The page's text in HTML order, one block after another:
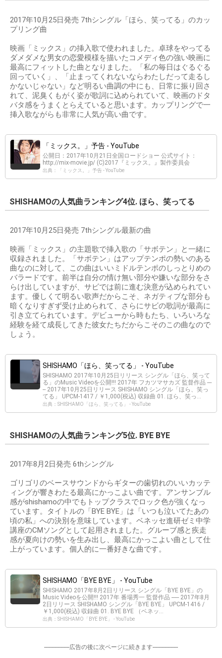
2017年10月25日発売 7thシングル「ほら、笑ってる」のカッ
プリング曲
映画「ミックス」の挿入歌で使われました。卓球をやってる
ダメダメな男女の恋愛模様を描いたコメディ色の強い映画に
最高にフィットした曲となりました。「私の毎日はぐるぐる
回っていく」、「止まってくれないならわたしだって走るし
かないじゃない」など明るい曲調の中にも、日常に振り回さ
れて、泥臭くもがく姿が歌詞に込められていて、映画のドタ
バタ感をうまくとらえていると思います。カップリングで一
挿入歌ながらも非常に人気が高い曲です。
「ミックス。」予告 - YouTube
公開日：2017年10月21日全国ロードショー 公式サイト：
http://mix-movie.jp/ (C)2017『ミックス。』製作委員会
出典：「ミックス。」予告 - YouTube
SHISHAMOの人気曲ランキング4位. ほら、笑ってる
2017年10月25日発売 7thシングル最新の曲
映画「ミックス」の主題歌で挿入歌の「サボテン」と一緒に
収録されました。「サボテン」はアップテンポの勢いのある
曲なのに対して、この曲はいいミドルテンポのしっとりめの
バラードです。前半は自分の情け無い部分や嫌いな部分をさ
らけ出していますが、サビでは前に進む決意が込められてい
ます。優しくて明るい歌声だからこそ、ネガティブな部分も
暗くなりすぎず受け止められて、さらにサビの歌詞が最高に
引き立てられています。デビューから時もたち、いろいろな
経験を経て成長してきた彼女たちだからこそのこの曲なので
しょう。
SHISHAMO「ほら、笑ってる」 - YouTube
SHISHAMO 2017年10月25日リリース シングル「ほら、笑って
る」のMusic Videoを公開!!! 2017年 フカツマサカズ 監督作品 ---
-- 2017年10月25日リリース SHISHAMO シングル「ほら、笑っ
てる」 UPCM-1417 / ￥1,000(税込) 収録曲 01. ほら、笑っ...
出典：SHISHAMO「ほら、笑ってる」 - YouTube
SHISHAMOの人気曲ランキング5位. BYE BYE
2017年8月2日発売 6thシングル
ゴリゴリのベースサウンドからギターの歯切れのいいカッテ
ィングが響きわたる最高にかっこよい曲です。アンサンブル
感がshishamoの中でもトップクラスでロック色が強くなっ
ています。タイトルの「BYE BYE」は「いつも泣いてたあの
頃の私」への決別を意味しています。ベネッセ進研ゼミ中学
講座のCMソングとして起用されました。グルーブ感と疾走
感が夏向けの勢いを生み出し、最高にかっこよい曲として仕
上がっています。個人的に一番好きな曲です。
SHISHAMO「BYE BYE」 - YouTube
SHISHAMO 2017年8月2日リリース シングル「BYE BYE」の
Music Videoを公開!!! 2017年 番場秀一 監督作品 ----- 2017年8月
2日リリース SHISHAMO シングル「BYE BYE」 UPCM-1416 /
￥1,000(税込) 収録曲 01. BYE BYE （ベネッ...
出典：SHISHAMO「BYE BYE」 - YouTube
-----------------広告の後に次ページに続きます-----------------